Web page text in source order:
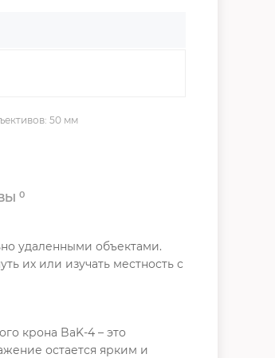
50 мм
0
удаленными объектами.
их или изучать местность с
крона BaK-4 – это
остается ярким и